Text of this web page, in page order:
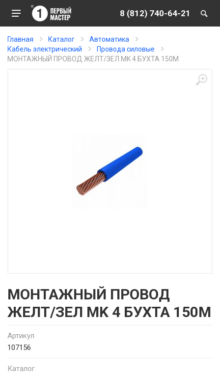
8 (812) 740-64-21
Главная Каталог
Автоматика
Кабель электрический
Провода силовые
МОНТАЖНЫЙ ПРОВОД ЖЕЛТ/ЗЕЛ MK 4 БУХТА 150М
МОНТАЖНЫЙ ПРОВОД
ЖЕЛТ/ЗЕЛ MK 4 БУХТА 150М
Артикул
107156
Каталог